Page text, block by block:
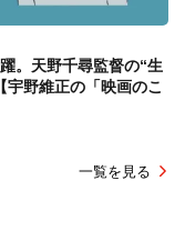
。天野千尋監督の“生
宇野維正の「映画のこ
一覧を見る